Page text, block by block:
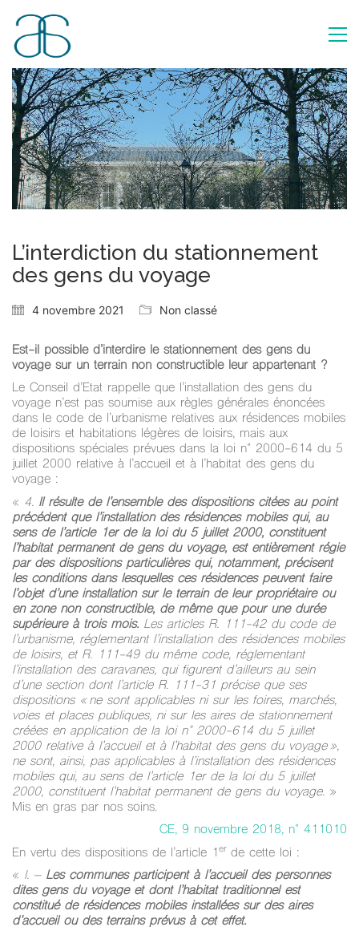
L’interdiction du stationnement
des gens du voyage
4 novembre 2021 Non classé
Est-il possible d’interdire le stationnement des gens du
voyage sur un terrain non constructible leur appartenant ?
Le Conseil d’Etat rappelle que l’installation des gens du
voyage n’est pas soumise aux règles générales énoncées
dans le code de l’urbanisme relatives aux résidences mobiles
de loisirs et habitations légères de loisirs, mais aux
dispositions spéciales prévues dans la loi n° 2000-614 du 5
juillet 2000 relative à l’accueil et à l’habitat des gens du
voyage :
« 4. Il résulte de l’ensemble des dispositions citées au point
précédent que l’installation des résidences mobiles qui, au
sens de l’article 1er de la loi du 5 juillet 2000, constituent
l’habitat permanent de gens du voyage, est entièrement régie
par des dispositions particulières qui, notamment, précisent
les conditions dans lesquelles ces résidences peuvent faire
l’objet d’une installation sur le terrain de leur propriétaire ou
en zone non constructible, de même que pour une durée
supérieure à trois mois. Les articles R. 111-42 du code de
l’urbanisme, réglementant l’installation des résidences mobiles
de loisirs, et R. 111-49 du même code, réglementant
l’installation des caravanes, qui figurent d’ailleurs au sein
d’une section dont l’article R. 111-31 précise que ses
dispositions « ne sont applicables ni sur les foires, marchés,
voies et places publiques, ni sur les aires de stationnement
créées en application de la loi n° 2000-614 du 5 juillet
2000 relative à l’accueil et à l’habitat des gens du voyage »,
ne sont, ainsi, pas applicables à l’installation des résidences
mobiles qui, au sens de l’article 1er de la loi du 5 juillet
2000, constituent l’habitat permanent de gens du voyage. »
Mis en gras par nos soins.
CE, 9 novembre 2018, n° 411010
En vertu des dispositions de l’article 1 erde cette loi :
« I. – Les communes participent à l’accueil des personnes
dites gens du voyage et dont l’habitat traditionnel est
constitué de résidences mobiles installées sur des aires
d’accueil ou des terrains prévus à cet effet.